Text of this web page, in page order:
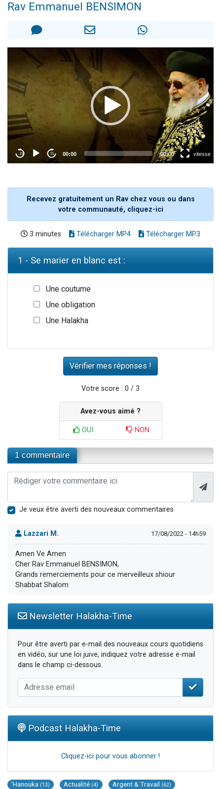
12 nouvelles musiques dans Torah-Box Music
Rav Emmanuel BENSIMON
Recevez gratuitement un Rav chez vous ou dans
votre communauté, cliquez-ici
3 minutes Télécharger MP4 Télécharger MP3
1 - Se marier en blanc est :
Une coutume
Une obligation
Une Halakha
Votre score : 0 / 3
Avez-vous aimé ?
OUI NON
1 commentaire
Je veux être averti des nouveaux commentaires
Lazzari M. 17/08/2022 - 14h59
Amen Ve Amen
Cher Rav Emmanuel BENSIMON,
Grands remerciements pour ce merveilleux shiour
Shabbat Shalom
Newsletter Halakha-Time
Pour être averti par e-mail des nouveaux cours quotidiens
en vidéo, sur une loi juive, indiquez votre adresse e-mail
dans le champ ci-dessous.
Podcast Halakha-Time
Cliquez-ici pour vous abonner !
'Hanouka (13) Actualité (4) Argent & Travail (62)